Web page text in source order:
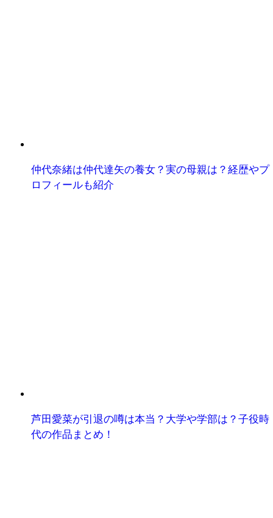
仲代奈緒は仲代達矢の養女？実の母親は？経歴やプ
ロフィールも紹介
芦田愛菜が引退の噂は本当？大学や学部は？子役時
代の作品まとめ！